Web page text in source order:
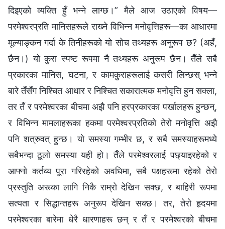
दिइएको व्यक्ति हुँ भन्‍ने लाग्छ।” मैले आज उठाएको विषय—
परमेश्‍वरप्रति मानिसहरूले राख्‍ने विभिन्‍न मनोवृत्तिहरू—का आधारमा
मूल्याङ्कन गर्दा के तिनीहरूको यो सोच तथ्यहरू अनुरूप छ? (अहँ,
छैन।) यो कुरा स्पष्ट रूपमा नै तथ्यहरू अनुरूप छैन। तैँले सबै
प्रकारका मानिस, घटना, र कामकुराहरूलाई कसरी लिन्छस् भन्ने
बारे तँसँग निश्‍चित आधार र निश्‍चित सकारात्मक मनोवृत्ति हुन सक्ला,
तर तँ र परमेश्‍वरका बीचमा अझै पनि हरप्रकारका पर्खालहरू हुन्छन्,
र विभिन्‍न मामलाहरूका हकमा परमेश्‍वरप्रतिको तेरो मनोवृत्ति अझै
पनि शत्रुवत् हुन्छ। यो समस्या गम्भीर छ, र सबै समस्याहरूमध्ये
सबैभन्दा ठूलो समस्या यही हो। तैँले परमेश्‍वरलाई पछ्याइरहेको र
आफ्नो कर्तव्य पूरा गरिरहेको अवधिमा, सबै पक्षहरूमा रहेको तेरो
प्रस्तुति अरूका लागि निकै राम्रो देखिन सक्छ, र बाहिरी रूपमा
सत्यता र सिद्धान्तहरू अनुरूप देखिन सक्छ। तर, तेरो हृदयमा
परमेश्‍वरका बारेमा धेरै धारणाहरू छन् र तँ र परमेश्‍वरको बीचमा